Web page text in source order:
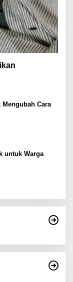
Cara
untuk Warga